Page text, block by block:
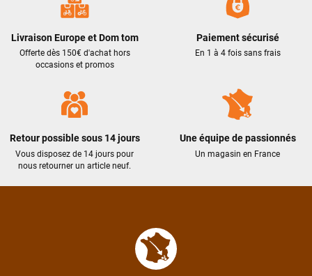
Livraison Europe et Dom tom
Offerte dès 150€ d'achat hors
occasions et promos
Paiement sécurisé
En 1 à 4 fois sans frais
Retour possible sous 14 jours
Vous disposez de 14 jours pour
nous retourner un article neuf.
Une équipe de passionnés
Un magasin en France